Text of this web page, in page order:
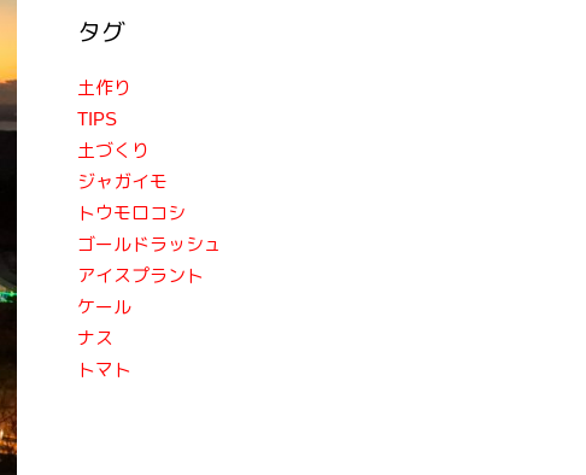
タグ
土作り
TIPS
土づくり
ジャガイモ
トウモロコシ
ゴールドラッシュ
アイスプラント
ケール
ナス
トマト